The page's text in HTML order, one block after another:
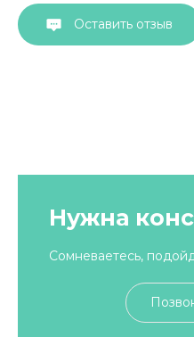
Оставить отзыв
Нужна
Сомневаетесь,